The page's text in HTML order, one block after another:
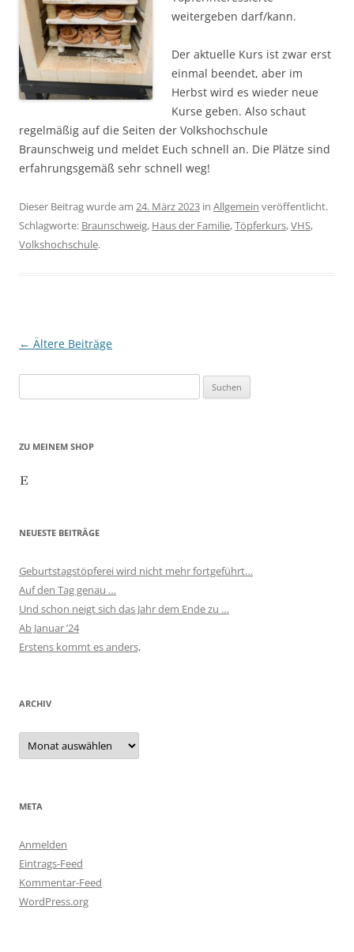
weitergeben darf/kann.
Der aktuelle Kurs ist zwar erst
einmal beendet, aber im
Herbst wird es wieder neue
Kurse geben. Also schaut
regelmäßig auf die Seiten der Volkshochschule
Braunschweig und meldet Euch schnell an. Die Plätze sind
erfahrungsgemäß sehr schnell weg!
Dieser Beitrag wurde am 24. März 2023 in Allgemein veröffentlicht.
Schlagworte: Braunschweig, Haus der Familie,Töpferkurs,VHS,
Volkshochschule.
Beitragsnavigation
← Ältere Beiträge
nach:
ZU MEINEM SHOP
Etsy
NEUESTE BEITRÄGE
Geburtstagstöpferei wird nicht mehr fortgeführt…
Auf den Tag genau …
Und schon neigt sich das Jahr dem Ende zu …
Ab Januar ’24
Erstens kommt es anders,
ARCHIV
Archiv
META
Anmelden
Eintrags-Feed
Kommentar-Feed
WordPress.org